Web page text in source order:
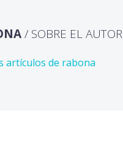
/ SOBRE EL AUTOR
artículos de rabona